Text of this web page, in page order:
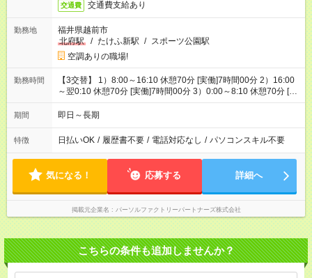
交通費 交通費支給あり
勤務地
福井県越前市
北府駅
/ たけふ新駅 / スポーツ公園駅
空調ありの職場!
勤務時間
【3交替】 1）8:00～16:10 休憩70分 [実働]7時間00分 2）16:00
～翌0:10 休憩70分 [実働]7時間00分 3）0:00～8:10 休憩70分 [実
働]7時間00分
期間 即日～長期
特徴 日払いOK / 履歴書不要 / 電話対応なし / パソコンスキル不要
気になる！ 応募する 詳細へ
掲載元企業名 パーソルファクトリーパートナーズ株式会社
こちらの条件も追加しませんか？